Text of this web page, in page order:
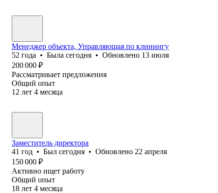
Менеджер объекта, Управляющая по клинингу
52 года • Была сегодня • Обновлено 13 июля
200 000 ₽
Рассматривает предложения
Общий опыт
12 лет 4 месяца
Заместитель директора
41 год • Был сегодня • Обновлено 22 апреля
150 000 ₽
Активно ищет работу
Общий опыт
18 лет 4 месяца